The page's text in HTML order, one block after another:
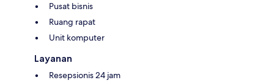
Pusat bisnis
Ruang rapat
Unit komputer
Layanan
Resepsionis 24 jam